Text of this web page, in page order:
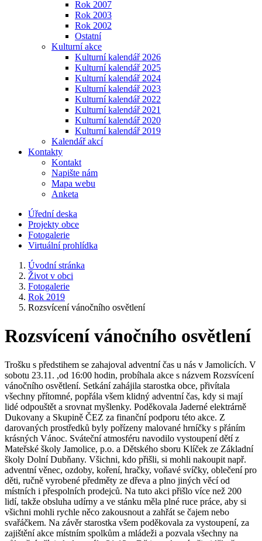
Rok 2007
Rok 2003
Rok 2002
Ostatní
Kulturní akce
Kulturní kalendář 2026
Kulturní kalendář 2025
Kulturní kalendář 2024
Kulturní kalendář 2023
Kulturní kalendář 2022
Kulturní kalendář 2021
Kulturní kalendář 2020
Kulturní kalendář 2019
Kalendář akcí
Kontakty
Kontakt
Napište nám
Mapa webu
Anketa
Úřední deska
Projekty obce
Fotogalerie
Virtuální prohlídka
Úvodní stránka
Život v obci
Fotogalerie
Rok 2019
Rozsvícení vánočního osvětlení
Rozsvícení vánočního osvětlení
Trošku s předstihem se zahajoval adventní čas u nás v Jamolicích. V
sobotu 23.11. ,od 16:00 hodin, probíhala akce s názvem Rozsvícení
vánočního osvětlení. Setkání zahájila starostka obce, přivítala
všechny přítomné, popřála všem klidný adventní čas, kdy si mají
lidé odpouštět a srovnat myšlenky. Poděkovala Jaderné elektrárně
Dukovany a Skupině ČEZ za finanční podporu této akce. Z
darovaných prostředků byly pořízeny malované hrníčky s přáním
krásných Vánoc. Sváteční atmosféru navodilo vystoupení dětí z
Mateřské školy Jamolice, p.o. a Dětského sboru Klíček ze Základní
školy Dolní Dubňany. Všichni, kdo přišli, si mohli nakoupit např.
adventní věnec, ozdoby, koření, hračky, voňavé svíčky, oblečení pro
děti, ručně vyrobené předměty ze dřeva a plno jiných věcí od
místních i přespolních prodejců. Na tuto akci přišlo více než 200
lidí, takže obsluha udírny a ve stánku měla plné ruce práce, aby si
všichni mohli rychle něco zakousnout a zahřát se čajem nebo
svařáčkem. Na závěr starostka všem poděkovala za vystoupení, za
zajištění akce místním spolkům a mládeži a pozvala všechny na